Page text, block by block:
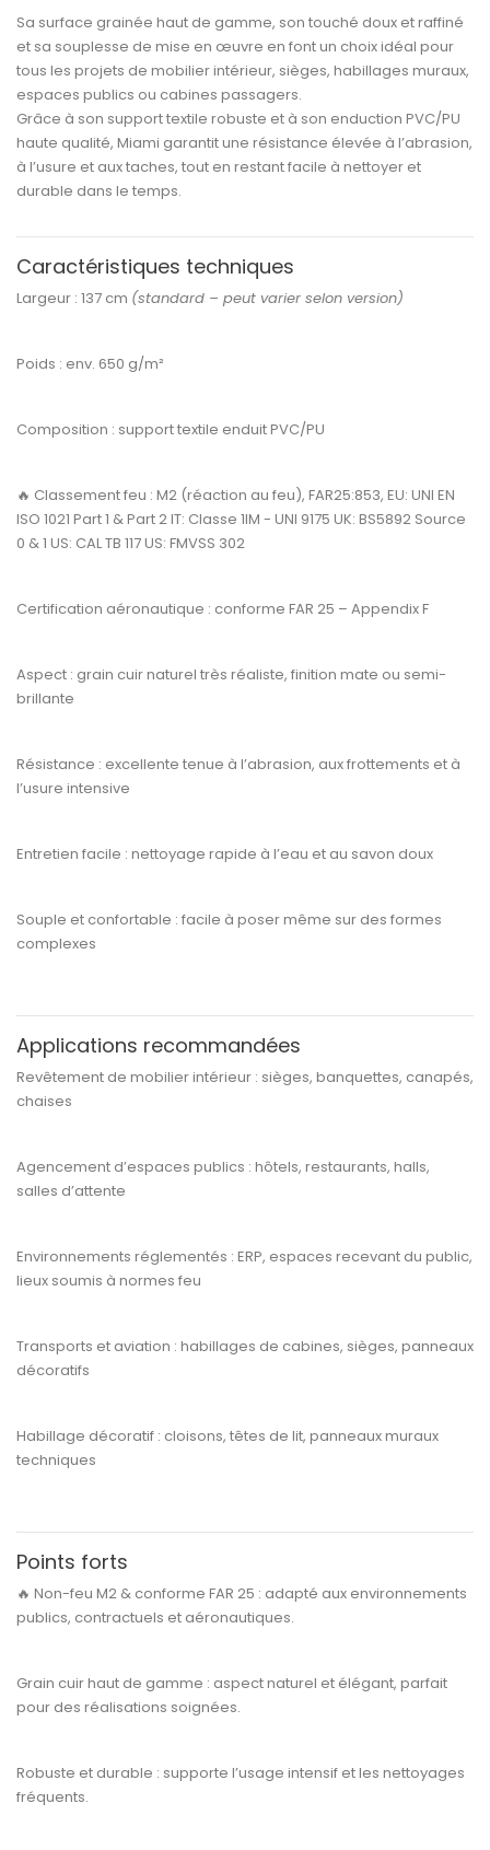
Sa surface grainée haut de gamme, son touché doux et raffiné
et sa souplesse de mise en œuvre en font un choix idéal pour
tous les projets de mobilier intérieur, sièges, habillages muraux,
espaces publics ou cabines passagers.
Grâce à son support textile robuste et à son enduction PVC/PU
haute qualité, Miami garantit une résistance élevée à l’abrasion,
à l’usure et aux taches, tout en restant facile à nettoyer et
durable dans le temps.
Caractéristiques techniques
Largeur : 137 cm (standard – peut varier selon version)
Poids : env. 650 g/m²
Composition : support textile enduit PVC/PU
🔥 Classement feu : M2 (réaction au feu), FAR25:853, EU: UNI EN
ISO 1021 Part 1 & Part 2 IT: Classe 1IM - UNI 9175 UK: BS5892 Source
0 & 1 US: CAL TB 117 US: FMVSS 302
Certification aéronautique : conforme FAR 25 – Appendix F
Aspect : grain cuir naturel très réaliste, finition mate ou semi-
brillante
Résistance : excellente tenue à l’abrasion, aux frottements et à
l’usure intensive
Entretien facile : nettoyage rapide à l’eau et au savon doux
Souple et confortable : facile à poser même sur des formes
complexes
Applications recommandées
Revêtement de mobilier intérieur : sièges, banquettes, canapés,
chaises
Agencement d’espaces publics : hôtels, restaurants, halls,
salles d’attente
Environnements réglementés : ERP, espaces recevant du public,
lieux soumis à normes feu
Transports et aviation : habillages de cabines, sièges, panneaux
décoratifs
Habillage décoratif : cloisons, têtes de lit, panneaux muraux
techniques
Points forts
🔥 Non-feu M2 & conforme FAR 25 : adapté aux environnements
publics, contractuels et aéronautiques.
Grain cuir haut de gamme : aspect naturel et élégant, parfait
pour des réalisations soignées.
Robuste et durable : supporte l’usage intensif et les nettoyages
fréquents.